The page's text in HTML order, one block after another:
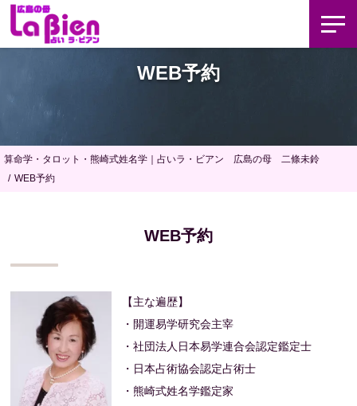
WEB予約
算命学・タロット・熊崎式姓名学｜占いラ・ビアン 広島の母 二條未鈴
WEB予約
WEB予約
【主な遍歴】
・開運易学研究会主宰
・社団法人日本易学連合会認定鑑定士
・日本占術協会認定占術士
・熊崎式姓名学鑑定家